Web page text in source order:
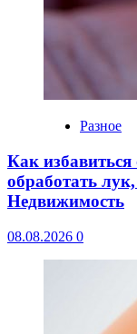
Разное
Как
обработать
Недвижимость
08.08.2026 0